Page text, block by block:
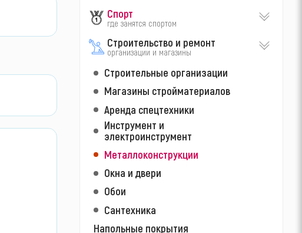
Спорт
где занятся спортом
Строительство и ремонт
организации и магазины
Строительные организации
Магазины стройматериалов
Аренда спецтехники
Инструмент и
электроинструмент
Металлоконструкции
Окна и двери
Обои
Сантехника
Напольные покрытия